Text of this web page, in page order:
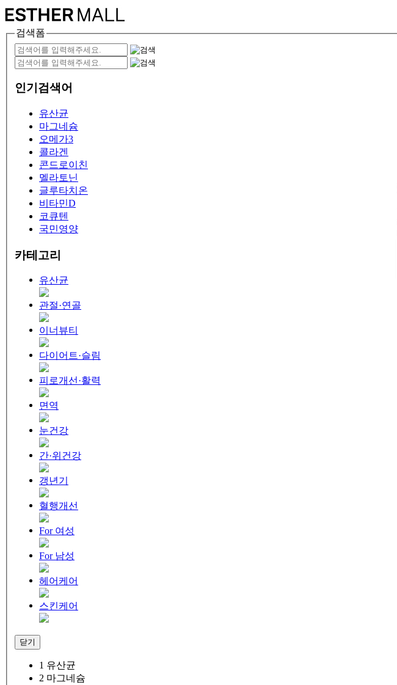
검색폼
인기검색어
유산균
마그네슘
오메가3
콜라겐
콘드로이친
멜라토닌
글루타치온
비타민D
코큐텐
국민영양
카테고리
유산균
관절·연골
이너뷰티
다이어트·슬림
피로개선·활력
면역
눈건강
간·위건강
갱년기
혈행개선
For 여성
For 남성
헤어케어
스킨케어
닫기
1 유산균
2 마그네슘